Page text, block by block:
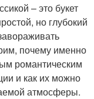
– это букет
но глубокий
почему именно
романтическим
и как их можно
атмосферы.